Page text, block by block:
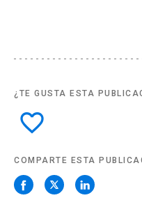
¿TE GUSTA ESTA
favorite_border
COMPARTE ESTA